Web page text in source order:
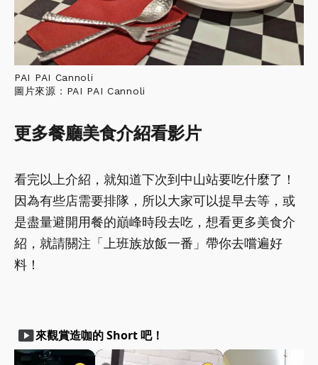
PAI PAI Cannoli
圖片來源：PAI PAI Cannoli
更多餐廳美食介紹看影片
看完以上介紹，就知道下次到中山站要吃什麼了！
因為有些店需要排隊，所以大家可以提早去等，或
是盡量避開用餐的巔峰時段去吃，想看更多美食介
紹，就請關注「上班族放飯一番」帶你去嚐遍好
料！
smart_display來觀賞造咖的 Short 吧！